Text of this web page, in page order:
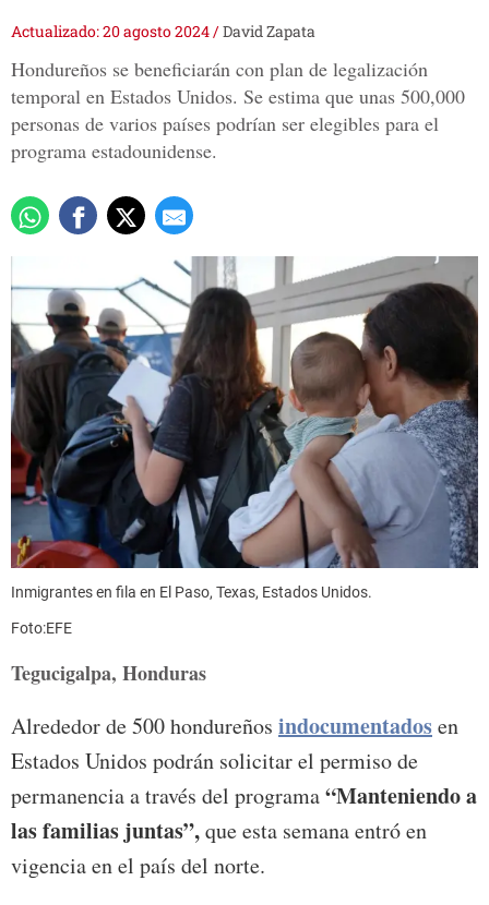
Actualizado: 20 agosto 2024/David Zapata
Hondureños se beneficiarán con plan de legalización
temporal en Estados Unidos. Se estima que unas 500,000
personas de varios países podrían ser elegibles para el
programa estadounidense.
Inmigrantes en fila en El Paso, Texas, Estados Unidos.
Foto:EFE
Tegucigalpa, Honduras
Alrededor de 500 hondureños indocumentadosen
Estados Unidos podrán solicitar el permiso de
permanencia a través del programa“Manteniendo a
las familias juntas”,que esta semana entró en
vigencia en el país del norte.